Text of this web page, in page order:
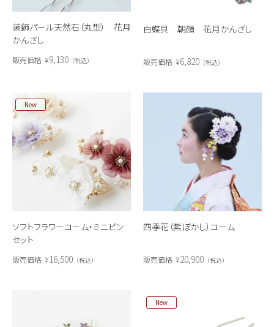
装飾パール天然石（丸型） 花月
かんざし
販売価格 ¥9,130 税込
白蝶貝 朝顔 花月かんざし
販売価格 ¥6,820 税込
ソフトフラワーコーム・ミニピン
セット
New
販売価格 ¥16,500 税込
四季花（紫ぼかし）コーム
販売価格 ¥20,900 税込
New